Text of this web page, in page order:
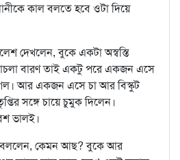
কাল বলতে হবে ওটা দিয়ে
দেখলেন, বুকে একটা অস্বস্তি
বারণ তাই একটু পরে একজন এসে
আর একজন এসে চা আর বিস্কুট
সঙ্গে চায়ে চুমুক দিলেন।
ভালই।
বললেন, কেমন আছ? বুকে আর